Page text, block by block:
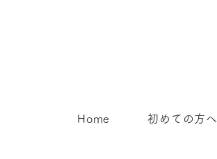
Home 初めての方へ